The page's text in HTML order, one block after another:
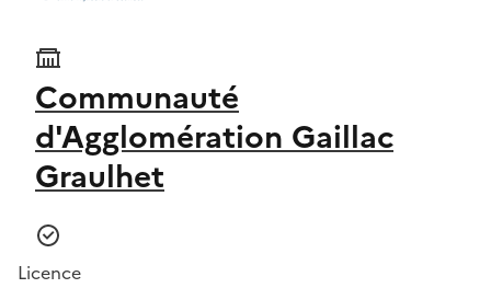
Communauté
d'Agglomération Gaillac
Graulhet
Licence